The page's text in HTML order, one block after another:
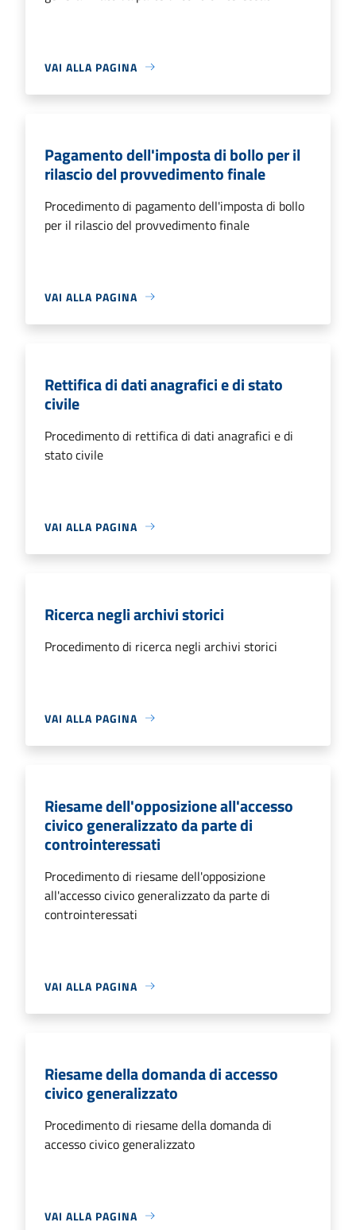
VAI ALLA PAGINA
Pagamento dell'imposta di bollo per il
rilascio del provvedimento finale
Procedimento di pagamento dell'imposta di bollo
per il rilascio del provvedimento finale
VAI ALLA PAGINA
Rettifica di dati anagrafici e di stato
civile
Procedimento di rettifica di dati anagrafici e di
stato civile
VAI ALLA PAGINA
Ricerca negli archivi storici
Procedimento di ricerca negli archivi storici
VAI ALLA PAGINA
Riesame dell'opposizione all'accesso
civico generalizzato da parte di
controinteressati
Procedimento di riesame dell'opposizione
all'accesso civico generalizzato da parte di
controinteressati
VAI ALLA PAGINA
Riesame della domanda di accesso
civico generalizzato
Procedimento di riesame della domanda di
accesso civico generalizzato
VAI ALLA PAGINA